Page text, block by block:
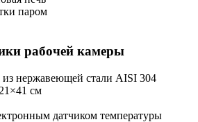
паром
рабочей камеры
из нержавеющей стали AISI 304
см
датчиком температуры